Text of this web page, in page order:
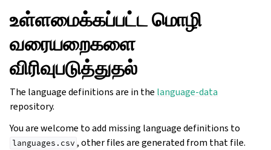
உள்ளமைக்கப்பட்ட மொழி
வரையறைகளை
விரிவுபடுத்துதல்
The language definitions are in the language-data
repository.
You are welcome to add missing language definitions to
languages.csv , other files are generated from that file.